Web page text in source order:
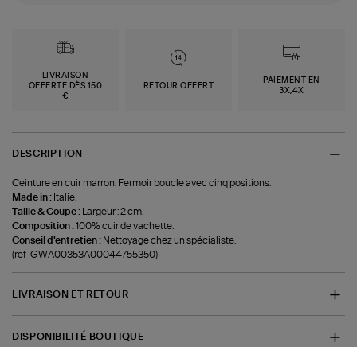
LIVRAISON
OFFERTE DÈS 150
€
RETOUR OFFERT
PAIEMENT EN
3X,4X
DESCRIPTION
Ceinture en cuir marron. Fermoir boucle avec cinq positions.
Made in : Italie.
Taille & Coupe :
Largeur : 2 cm.
Composition :100% cuir de vachette.
Conseil d'entretien : Nettoyage chez un spécialiste.
(ref-GWA00353A00044755350)
LIVRAISON ET RETOUR
DISPONIBILITÉ BOUTIQUE